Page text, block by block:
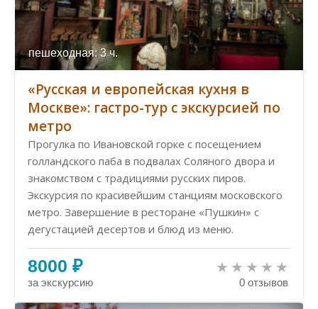
пешеходная: 3 ч.
«Русская и европейская кухня в
Москве»: гастро-тур с экскурсией по
метро
Прогулка по Ивановской горке с посещением
голландского паба в подвалах Соляного двора и
знакомством с традициями русских пиров.
Экскурсия по красивейшим станциям московского
метро. Завершение в ресторане «Пушкин» с
дегустацией десертов и блюд из меню.
8000 ₽
за экскурсию 0 отзывов